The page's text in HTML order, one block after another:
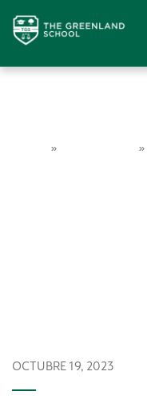
» »
OCTUBRE 19, 2023